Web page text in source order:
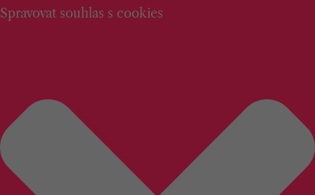
Spravovat souhlas s cookies